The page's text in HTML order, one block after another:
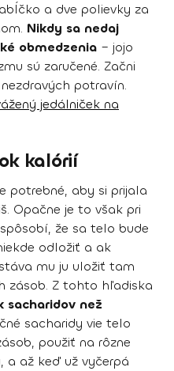
a dve polievky za
Nikdy sa nedaj
obmedzenia – jojo
sú zaručené. Začni
potravín.
jedálniček na
kalórií
potrebné, aby si prijala
Opačne je to však pri
že sa telo bude
odložiť a ak
mu ju uložiť tam
zásob. Z tohto hľadiska
než
sacharidy vie telo
použiť na rôzne
a až keď už vyčerpá